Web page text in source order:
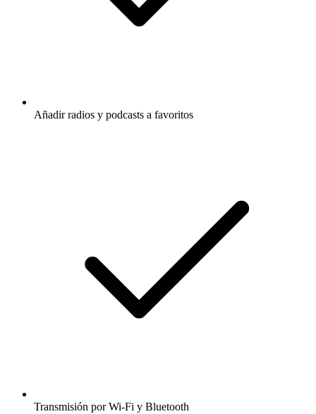
Añadir radios y podcasts a favoritos
Transmisión por Wi-Fi y Bluetooth